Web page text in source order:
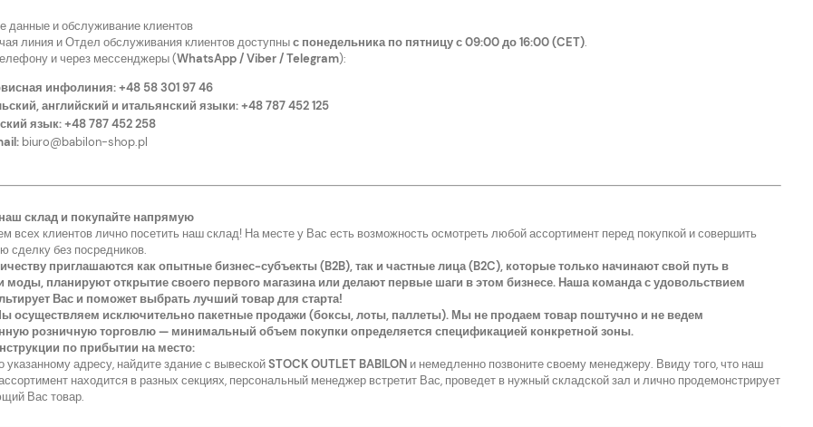
данные и обслуживание клиентов
линия и Отдел обслуживания клиентов доступныс понедельника по пятницу с 09:00 до 16:00 (CET).
и через мессенджеры (WhatsApp / Viber / Telegram):
инфолиния: +48 58 301 97 46
английский и итальянский языки: +48 787 452 125
язык: +48 787 452 258
biuro@babilon-shop.pl
склад и покупайте напрямую
всех клиентов лично посетить наш склад! На месте у Вас есть возможность осмотреть любой ассортимент перед покупкой и совершить
сделку без посредников.
приглашаются как опытные бизнес-субъекты (B2B), так и частные лица (B2C), которые только начинают свой путь в
моды, планируют открытие своего первого магазина или делают первые шаги в этом бизнесе. Наша команда с удовольствием
Вас и поможет выбрать лучший товар для старта!
осуществляем исключительно пакетные продажи (боксы, лоты, паллеты). Мы не продаем товар поштучно и не ведем
розничную торговлю — минимальный объем покупки определяется спецификацией конкретной зоны.
по прибытии на место:
указанному адресу, найдите здание с вывескойSTOCK OUTLET BABILONи немедленно позвоните своему менеджеру. Ввиду того, что наш
находится в разных секциях, персональный менеджер встретит Вас, проведет в нужный складской зал и лично продемонстрирует
Вас товар.